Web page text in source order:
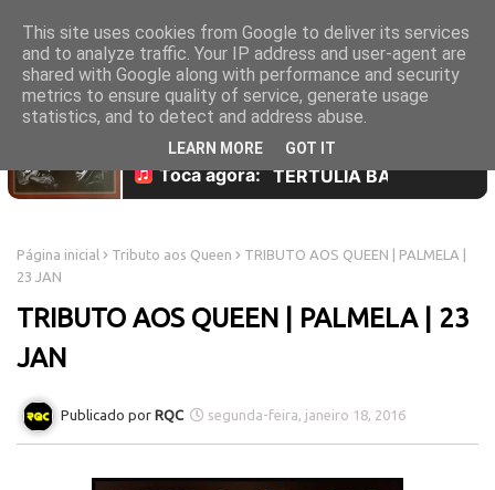
Página inicial Tributo aos Queen
TRIBUTO AOS QUEEN | PALMELA |
23 JAN
TRIBUTO AOS QUEEN | PALMELA | 23
JAN
RQC segunda-feira, janeiro 18, 2016
This site uses cookies from Google to deliver its services
and to analyze traffic. Your IP address and user-agent are
shared with Google along with performance and security
metrics to ensure quality of service, generate usage
statistics, and to detect and address abuse.
LEARN MORE GOT IT